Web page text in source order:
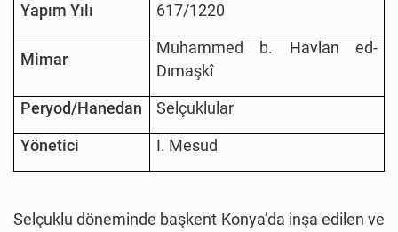
Yapım Yılı
617/1220
Mimar
Muhammed b. Havlan ed-
Dımaşkî
Peryod/Hanedan
Selçuklular
Yönetici
I. Mesud
Selçuklu döneminde başkent Konya’da inşa edilen ve